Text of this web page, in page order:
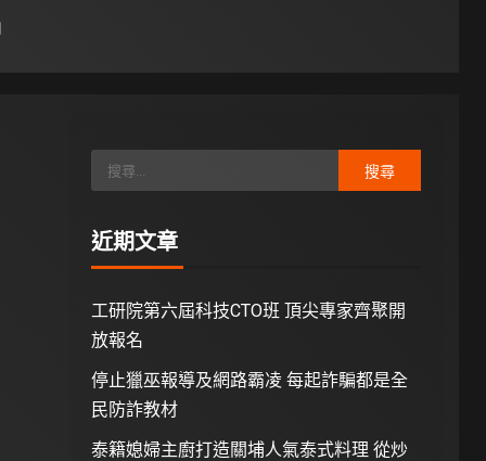
近期文章
工研院第六屆科技CTO班 頂尖專家齊聚開
放報名
停止獵巫報導及網路霸凌 每起詐騙都是全
民防詐教材
泰籍媳婦主廚打造關埔人氣泰式料理 從炒